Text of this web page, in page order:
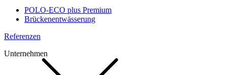
POLO-ECO plus Premium
Brückenentwässerung
Referenzen
Unternehmen